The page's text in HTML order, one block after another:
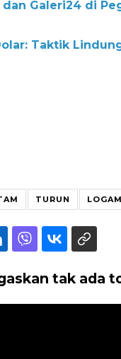
dan Galeri24 di
Taktik
TURUN
tak ada